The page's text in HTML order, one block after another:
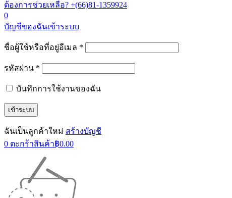
ต้องการช่วยเหลือ? +(66)81-1359924
0
บัญชีของฉันเข้าระบบ
ชื่อผู้ใช้หรือที่อยู่อีเมล *
รหัสผ่าน *
บันทึกการใช้งานของฉัน
ฉันเป็นลูกค้าใหม่ สร้างบัญชี
0 ตะกร้าสินค้า฿0.00